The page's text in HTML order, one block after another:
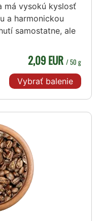
má vysokú kyslosť
a harmonickou
samostatne, ale
2,09 EUR / 50 g
Vybrať balenie